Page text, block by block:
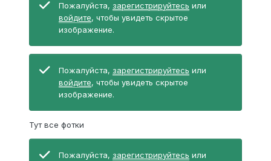
Пожалуйста, зарегистрируйтесь или
войдите, чтобы увидеть скрытое
изображение.
Пожалуйста, зарегистрируйтесь или
войдите, чтобы увидеть скрытое
изображение.
Тут все фотки
Пожалуйста, зарегистрируйтесь или